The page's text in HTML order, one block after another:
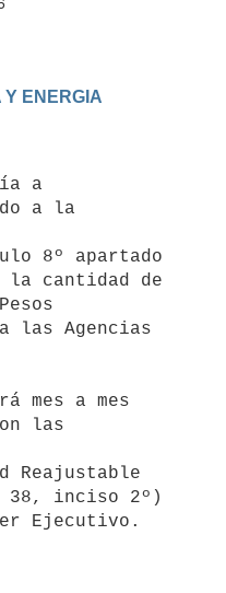
a
a la
8º apartado
cantidad de
Agencias
mes a mes
las
Reajustable
38, inciso 2º)